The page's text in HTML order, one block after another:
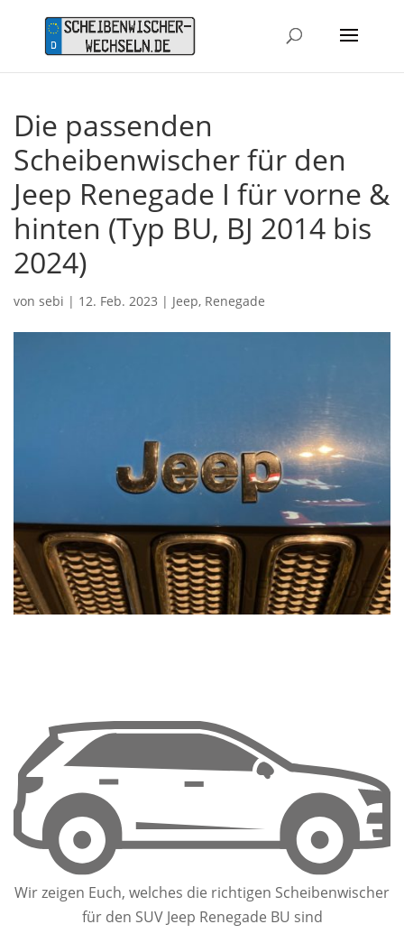
Die passenden
Scheibenwischer für den
Jeep Renegade I für vorne &
hinten (Typ BU, BJ 2014 bis
2024)
von sebi | 12. Feb. 2023 | Jeep, Renegade
Wir zeigen Euch, welches die richtigen Scheibenwischer
für den SUV Jeep Renegade BU sind